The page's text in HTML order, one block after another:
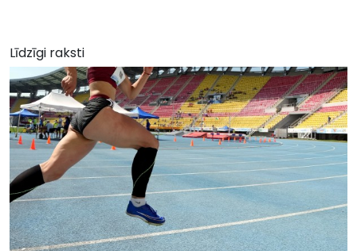
Līdzīgi raksti